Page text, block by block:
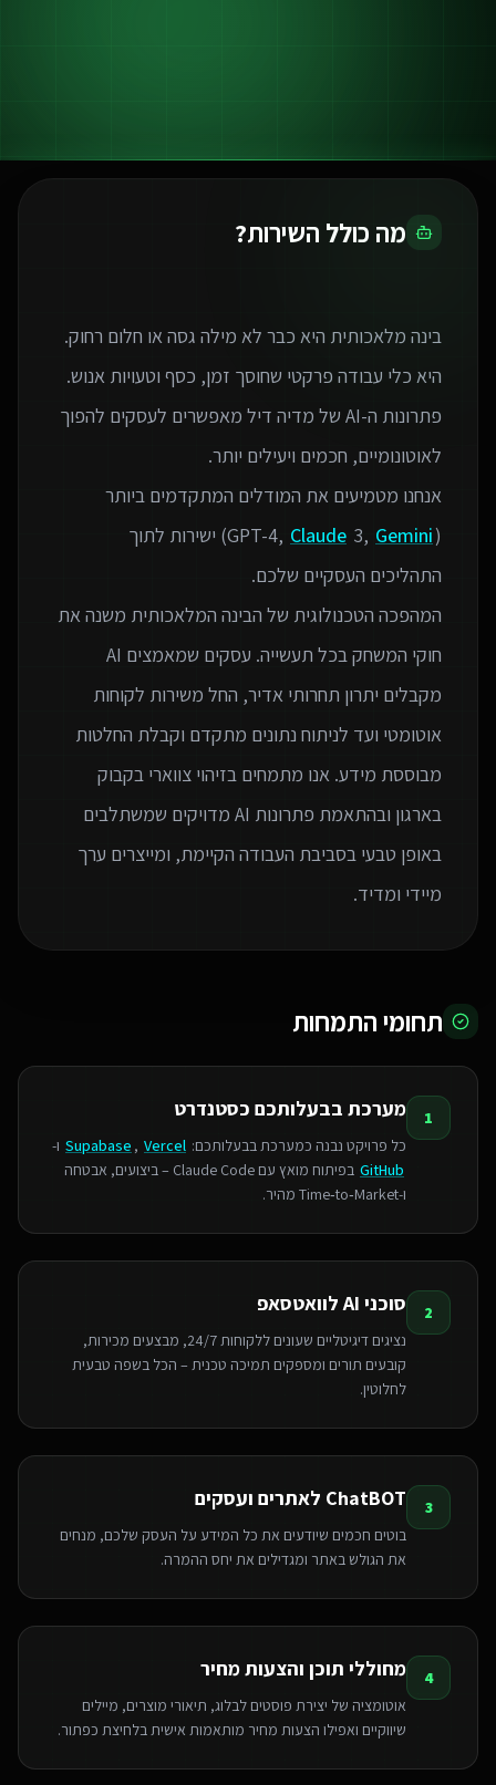
מה כולל השירות?
בינה מלאכותית היא כבר לא מילה גסה או חלום רחוק.
פתרונות ה-AI של מדיה דיל מאפשרים לעסקים להפוך
אנחנו מטמיעים את המודלים המתקדמים ביותר
(GPT-4,
Claude 3, Gemini
) ישירות לתוך
המהפכה הטכנולוגית של הבינה המלאכותית משנה את
חוקי המשחק בכל תעשייה. עסקים שמאמצים AI
מקבלים יתרון תחרותי אדיר, החל משירות לקוחות
אוטומטי ועד לניתוח נתונים מתקדם וקבלת החלטות
מבוססת מידע. אנו מתמחים בזיהוי צווארי בקבוק
בארגון ובהתאמת פתרונות AI מדויקים שמשתלבים
באופן טבעי בסביבת העבודה הקיימת, ומייצרים ערך
מיידי ומדיד.
תחומי התמחות
1 מערכת בבעלותכם כסטנדרט
כל פרויקט נבנה כמערכת בבעלותכם: Supabase , Vercel
ו-
GitHub
בפיתוח מואץ עם Claude Code – ביצועים, אבטחה
ו‑Time‑to‑Market מהיר.
2 סוכני AI לוואטסאפ
נציגים דיגיטליים שעונים ללקוחות 24/7, מבצעים מכירות,
קובעים תורים ומספקים תמיכה טכנית – הכל בשפה טבעית
לחלוטין.
3 ChatBOT לאתרים ועסקים
בוטים חכמים שיודעים את כל המידע על העסק שלכם, מנחים
את הגולש באתר ומגדילים את יחס ההמרה.
4 מחוללי תוכן והצעות מחיר
אוטומציה של יצירת פוסטים לבלוג, תיאורי מוצרים, מיילים
שיווקיים ואפילו הצעות מחיר מותאמות אישית בלחיצת כפתור.